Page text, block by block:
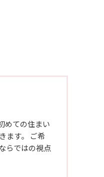
めての住まい
ます。 ご希
らではの視点